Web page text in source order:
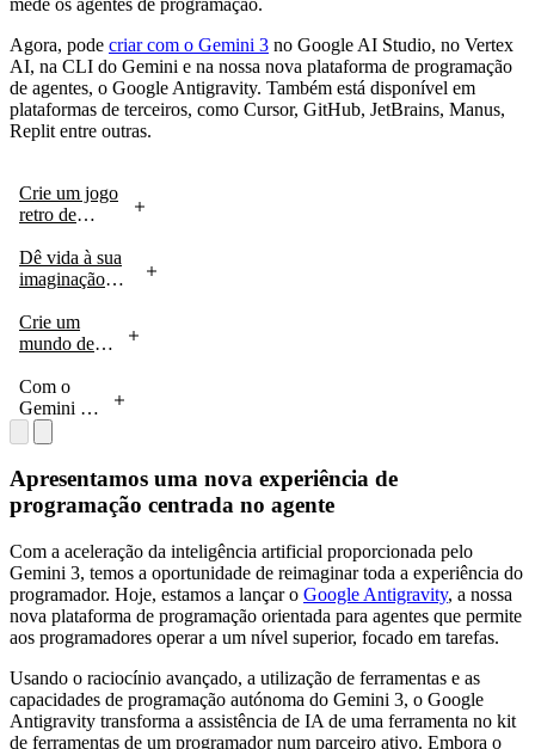
Agora, pode criar com o Gemini 3 no Google AI Studio, no Vertex
AI, na CLI do Gemini e na nossa nova plataforma de programação
de agentes, o Google Antigravity. Também está disponível em
plataformas de terceiros, como Cursor, GitHub, JetBrains, Manus,
Replit entre outras.
Crie um jogo
retro de
espaciais em
3D com
mais ricas e
interatividade
Experimente
no AI Studio.
Dê vida à sua
imaginação
desconstruindo
e remisturando
detalhada
utilizando
código.
Experimente
no AI Studio.
Crie um
mundo de
científica
jogável com
shaders
utilizando o
Gemini 3.
Experimente
no AI
Com o
Gemini 3,
pode criar
interfaces
de
utilizador
e
web mais
ricas e
interativas.
Apresentamos uma nova experiência de
programação centrada no agente
Com a aceleração da inteligência artificial proporcionada pelo
Gemini 3, temos a oportunidade de reimaginar toda a experiência do
programador. Hoje, estamos a lançar o Google Antigravity, a nossa
nova plataforma de programação orientada para agentes que permite
aos programadores operar a um nível superior, focado em tarefas.
Usando o raciocínio avançado, a utilização de ferramentas e as
capacidades de programação autónoma do Gemini 3, o Google
Antigravity transforma a assistência de IA de uma ferramenta no kit
de ferramentas de um programador num parceiro ativo. Embora o